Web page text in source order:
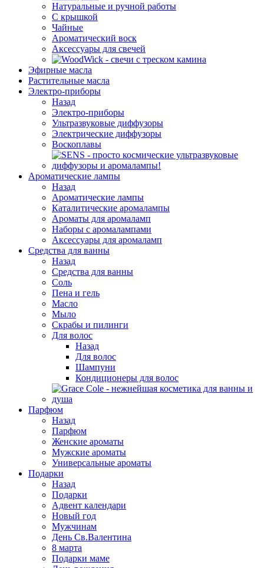
Натуральные и ручной работы
С крышкой
Чайные
Ароматический воск
Аксессуары для свечей
Эфирные масла
Растительные масла
Электро-приборы
Назад
Электро-приборы
Ультразвуковые диффузоры
Электрические диффузоры
Воскоплавы
Ароматические лампы
Назад
Ароматические лампы
Каталитические аромалампы
Ароматы для аромаламп
Наборы с аромалампами
Аксессуары для аромаламп
Средства для ванны
Назад
Средства для ванны
Соль
Пена и гель
Масло
Мыло
Скрабы и пилинги
Для волос
Назад
Для волос
Шампуни
Кондиционеры для волос
Парфюм
Назад
Парфюм
Женские ароматы
Мужские ароматы
Универсальные ароматы
Подарки
Назад
Подарки
Адвент календари
Новый год
Мужчинам
День Св.Валентина
8 марта
Подарки маме